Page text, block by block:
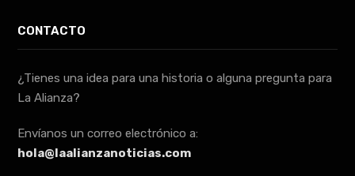
CONTACTO
¿Tienes una idea para una historia o alguna pregunta para
La Alianza?
Envíanos un correo electrónico a:
hola@laalianzanoticias.com